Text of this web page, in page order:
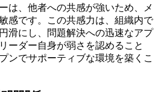
は、他者への共感が強いため、メ
感です。この共感力は、組織内で
滑にし、問題解決への迅速なアプ
ーダー自身が弱さを認めること
ンでサポーティブな環境を築くこ